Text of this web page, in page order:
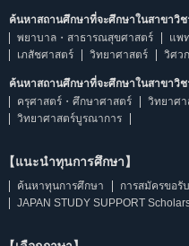
ค้นหาสถานศึกษาที่จะศึกษาในสาขาวิ
พยาบาล・สาธารณสุขศาสตร์
แพ
เภสัชศาสตร์
วิทยาศาสตร์ วิศว
ค้นหาสถานศึกษาที่จะศึกษาในสาขาวิ
ครุศาสตร์・ศึกษาศาสตร์
วิทยาศ
วิทยาศาสตร์บูรณาการ
【แนะนำทุนการศึกษา】
ค้นหาทุนการศึกษา
การสมัครขอรั
JAPAN STUDY SUPPORT